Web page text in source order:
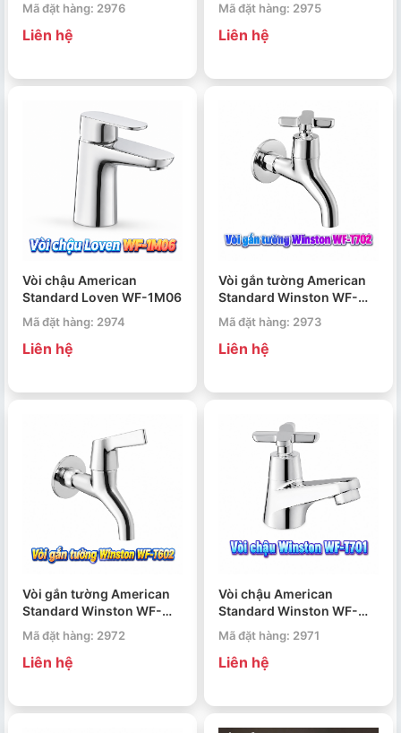
Mã đặt hàng: 2976
Liên hệ
Mã đặt hàng: 2975
Liên hệ
Vòi chậu American
Standard Loven WF-1M06
Mã đặt hàng: 2974
Liên hệ
Vòi gắn tường American
Standard Winston WF-
T702
Mã đặt hàng: 2973
Liên hệ
Vòi gắn tường American
Standard Winston WF-
T602
Mã đặt hàng: 2972
Liên hệ
Vòi chậu American
Standard Winston WF-
T701
Mã đặt hàng: 2971
Liên hệ